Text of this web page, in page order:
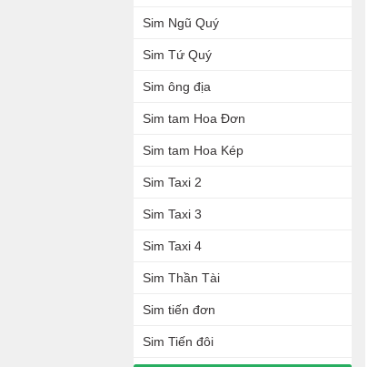
Sim Ngũ Quý
Sim Tứ Quý
Sim ông địa
Sim tam Hoa Đơn
Sim tam Hoa Kép
Sim Taxi 2
Sim Taxi 3
Sim Taxi 4
Sim Thần Tài
Sim tiến đơn
Sim Tiến đôi